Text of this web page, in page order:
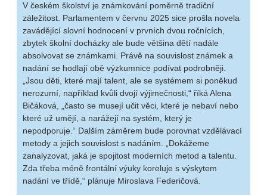
V českém školství je známkování poměrně tradiční
záležitost. Parlamentem v červnu 2025 sice prošla novela
zavádějící slovní hodnocení v prvních dvou ročnících,
zbytek školní docházky ale bude většina dětí nadále
absolvovat se známkami. Právě na souvislost známek a
nadání se hodlají obě výzkumnice podívat podrobněji.
„Jsou děti, které mají talent, ale se systémem si poněkud
nerozumí, například kvůli dvojí výjimečnosti,“ říká Alena
Bičáková, „často se musejí učit věci, které je nebaví nebo
které už umějí, a narážejí na systém, který je
nepodporuje.“ Dalším záměrem bude porovnat vzdělávací
metody a jejich souvislost s nadáním. „Dokážeme
zanalyzovat, jaká je spojitost moderních metod a talentu.
Zda třeba méně frontální výuky koreluje s výskytem
nadání ve třídě,“ plánuje Miroslava Federičová.